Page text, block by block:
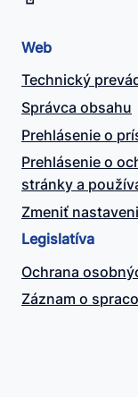
Web
Technický
Správca obsahu
Prehlásenie o
Prehlásenie o
stránky a
Zmeniť
Legislatíva
Ochrana
Záznam o